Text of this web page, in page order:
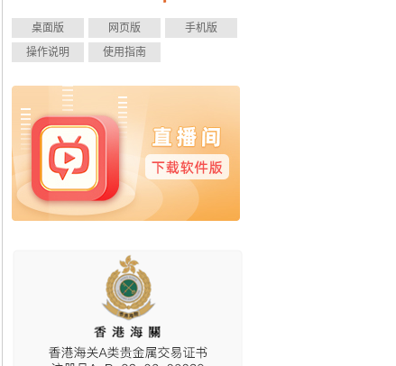
桌面版 网页版
手机版
操作说明
使用指南